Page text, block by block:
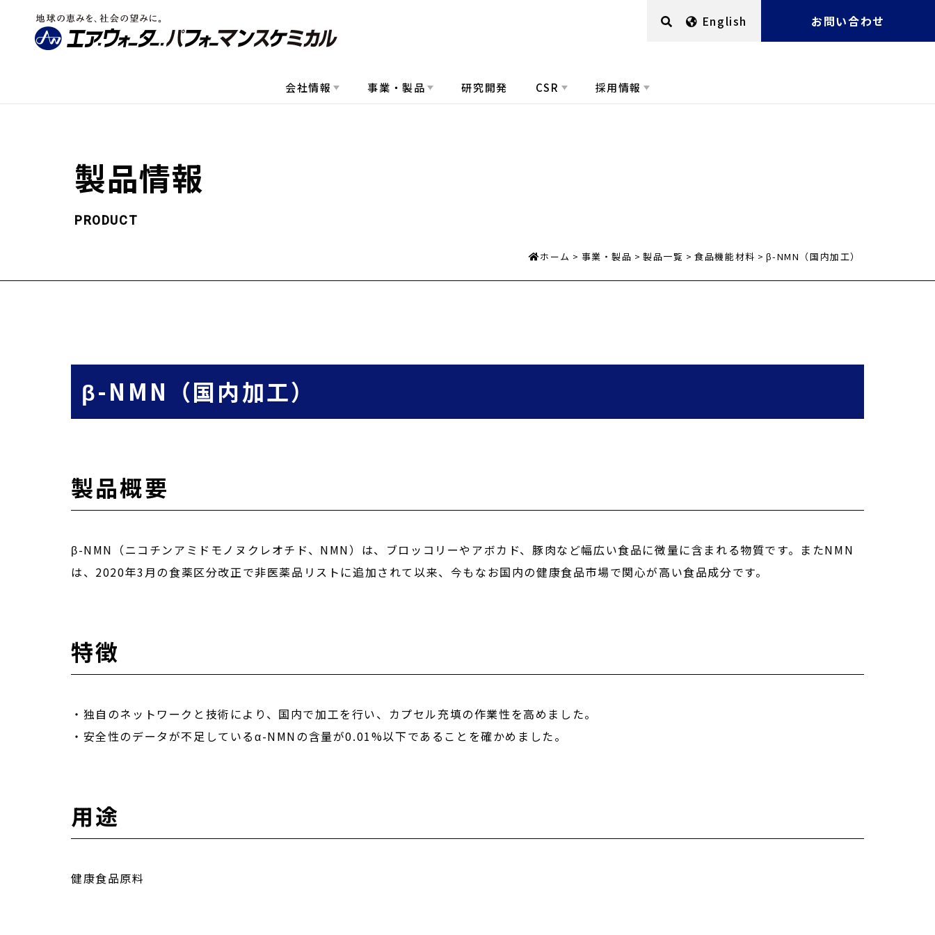
English お問い合わせ
会社情報 事業・製品 研究開発 CSR 採用情報
製品情報
PRODUCT
ホーム 事業・製品 製品一覧 食品機能材料 β-NMN（国内加工）
β-NMN（国内加工）
製品概要
β-NMN（ニコチンアミドモノヌクレオチド、NMN）は、ブロッコリーやアボカド、豚肉など幅広い食品に微量に含まれる物質です。またNMN
は、2020年3月の食薬区分改正で非医薬品リストに追加されて以来、今もなお国内の健康食品市場で関心が高い食品成分です。
特徴
・独自のネットワークと技術により、国内で加工を行い、カプセル充填の作業性を高めました。
・安全性のデータが不足しているα-NMNの含量が0.01%以下であることを確かめました。
用途
健康食品原料